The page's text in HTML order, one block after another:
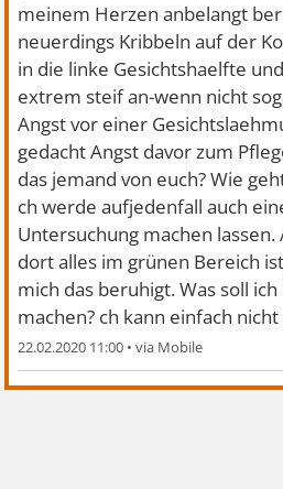
meinem Herzen anbelangt
neuerdings Kribbeln auf der
in die linke Gesichtshaelfte
extrem steif an-wenn nicht
Angst vor einer
gedacht Angst davor zum
das jemand von euch? Wie
ch werde aufjedenfall auch
Untersuchung machen
dort alles im grünen Bereich
mich das beruhigt. Was soll
machen? ch kann einfach
22.02.2020 11:00 •